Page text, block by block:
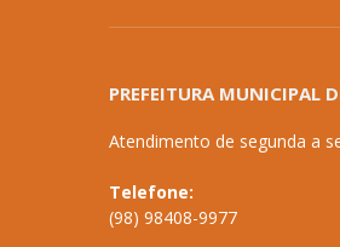
PREFEITURA MUNICIPAL
Atendimento de segunda a
Telefone:
(98) 98408-9977